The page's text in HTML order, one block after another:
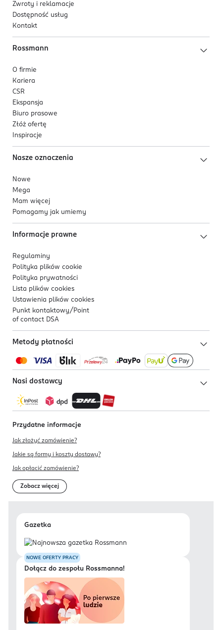
Zwroty i reklamacje
Dostępność usług
Kontakt
Rossmann
O firmie
Kariera
CSR
Ekspansja
Biuro prasowe
Złóż ofertę
Inspiracje
Nasze oznaczenia
Nowe
Mega
Mam więcej
Pomagamy jak umiemy
Informacje prawne
Regulaminy
Polityka plików cookie
Polityka prywatności
Lista plików cookies
Ustawienia plików cookies
Punkt kontaktowy/ Point
of contact DSA
Metody płatności
Nasi dostawcy
Przydatne informacje
Jak złożyć zamówienie?
Jakie są formy i koszty dostawy?
Jak opłacić zamówienie?
Zobacz więcej
Gazetka
NOWE OFERTY PRACY
Dołącz do zespołu Rossmanna!